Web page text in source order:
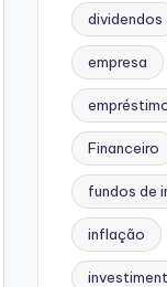
dividendos
empresa
Financeiro
fundos de
inflação